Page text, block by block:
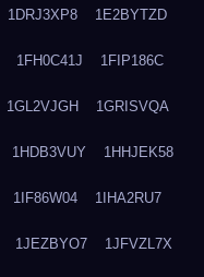
1DRJ3XP8 1E2BYTZD
1FH0C41J 1FIP186C
1GL2VJGH 1GRISVQA
1HDB3VUY 1HHJEK58
1IF86W04 1IHA2RU7
1JEZBYO7 1JFVZL7X